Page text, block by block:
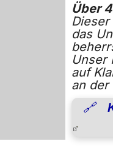
Über
das
Unser
auf
an der
🔗